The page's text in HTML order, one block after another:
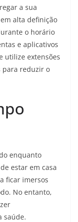
a sua
alta definição
o horário
e aplicativos
utilize extensões
para reduzir o
enquanto
estar em casa
ficar imersos
No entanto,
saúde.